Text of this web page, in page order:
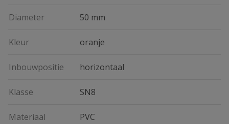
Diameter 50 mm
Kleur oranje
Inbouwpositie horizontaal
Klasse SN8
Materiaal PVC